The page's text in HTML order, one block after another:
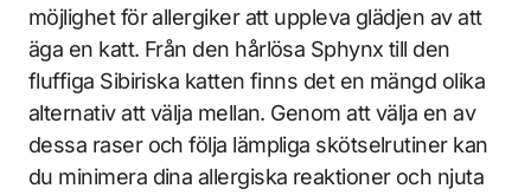
möjlighet för allergiker att uppleva glädjen av att
äga en katt. Från den hårlösa Sphynx till den
fluffiga Sibiriska katten finns det en mängd olika
alternativ att välja mellan. Genom att välja en av
dessa raser och följa lämpliga skötselrutiner kan
du minimera dina allergiska reaktioner och njuta